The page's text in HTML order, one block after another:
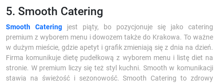
5. Smooth Catering
Smooth Catering jest piąty, bo pozycjonuje się jako catering
premium z wyborem menu i dowozem także do Krakowa. To ważne
w dużym mieście, gdzie apetyt i grafik zmieniają się z dnia na dzień.
Firma komunikuje dietę pudełkową z wyborem menu i listę diet na
stronie. W premium liczy się też styl kuchni. Smooth w komunikacji
stawia na świeżość i sezonowość. Smooth Catering to zdrowy